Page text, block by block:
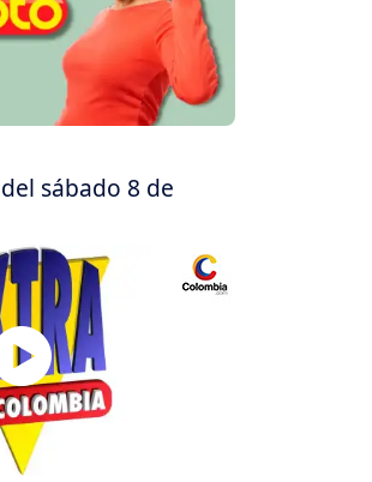
sábado 8 de